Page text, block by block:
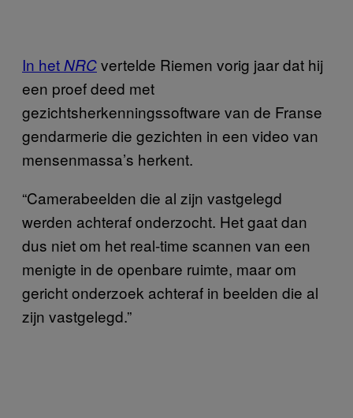
In hetNRCvertelde Riemen vorig jaar dat hij
een proef deed met
gezichtsherkenningssoftware van de Franse
gendarmerie die gezichten in een video van
mensenmassa’s herkent.
“Camerabeelden die al zijn vastgelegd
werden achteraf onderzocht. Het gaat dan
dus niet om het real-time scannen van een
menigte in de openbare ruimte, maar om
gericht onderzoek achteraf in beelden die al
zijn vastgelegd.”